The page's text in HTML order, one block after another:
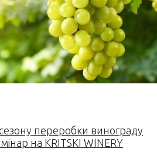
переробки винограду
на KRITSKI WINERY